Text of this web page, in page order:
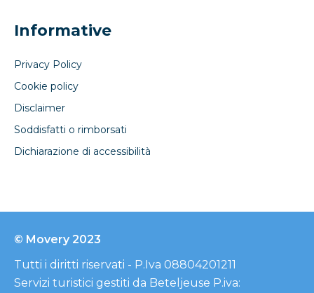
Informative
Privacy Policy
Cookie policy
Disclaimer
Soddisfatti o rimborsati
Dichiarazione di accessibilità
© Movery 2023
Tutti i diritti riservati - P.Iva 08804201211
Servizi turistici gestiti da Beteljeuse P.iva: